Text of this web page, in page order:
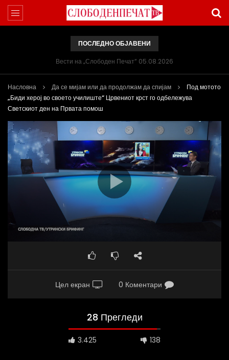
ПОСЛЕДНО ОБЈАВЕНИ
Вести на „Слободен Печат“ 05.08.2026
Насловна Да се мијам или да продолжам да спијам
Под мотото
„Биди херој во своето училиште“ Црвениот крст го одбележува
Светскиот ден на Првата помош
Цел екран 0 Коментари
28 Прегледи
3.425 138